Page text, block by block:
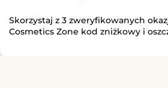
Skorzystaj z 3 zweryfikowanych
Cosmetics Zone kod zniżkowy i